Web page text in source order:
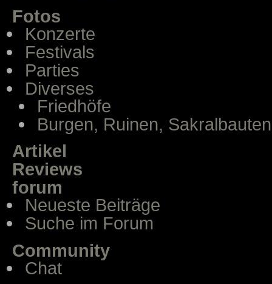
Fotos
Konzerte
Festivals
Parties
Diverses
Friedhöfe
Burgen, Ruinen, Sakralbauten
Artikel
Reviews
forum
Neueste Beiträge
Suche im Forum
Community
Chat